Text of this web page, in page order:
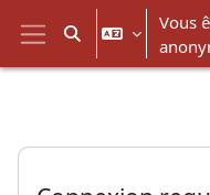
Passer au contenu principal
Panneau latéral
Activer/désactiver
Vous